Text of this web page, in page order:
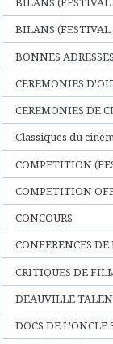
BILANS
BONNES
CEREMONIES
CEREMONIES DE
Classiques du
COMPETITION
COMPETITION
CONCOURS
CONFERENCES DE
CRITIQUES DE
DEAUVILLE
DOCS DE L'ONCLE